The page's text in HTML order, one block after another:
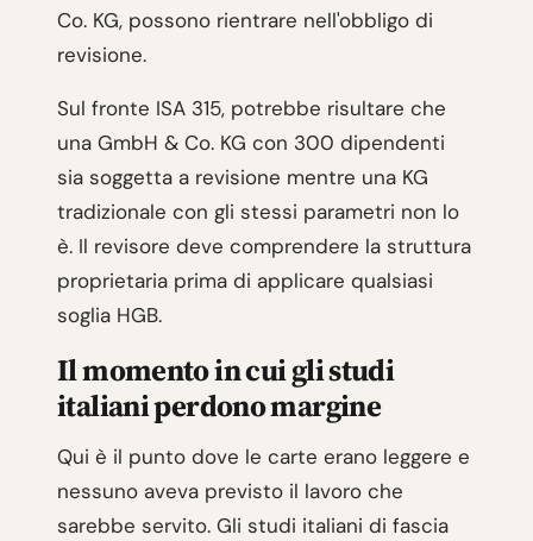
Co. KG, possono rientrare nell'obbligo di
revisione.
Sul fronte ISA 315, potrebbe risultare che
una GmbH & Co. KG con 300 dipendenti
sia soggetta a revisione mentre una KG
tradizionale con gli stessi parametri non lo
è. Il revisore deve comprendere la struttura
proprietaria prima di applicare qualsiasi
soglia HGB.
Il momento in cui gli studi
italiani perdono margine
Qui è il punto dove le carte erano leggere e
nessuno aveva previsto il lavoro che
sarebbe servito. Gli studi italiani di fascia